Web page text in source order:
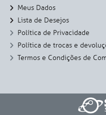
Meus Dados
Lista de Desejos
Política de Privacidade
Política de trocas e
Termos e Condições de